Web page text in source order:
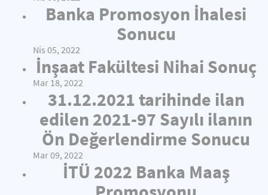
Banka Promosyon İhalesi
Sonucu
Nis 05, 2022
İnşaat Fakültesi Nihai Sonuç
Mar 18, 2022
31.12.2021 tarihinde ilan
edilen 2021-97 Sayılı ilanın
Ön Değerlendirme Sonucu
Mar 09, 2022
İTÜ 2022 Banka Maaş